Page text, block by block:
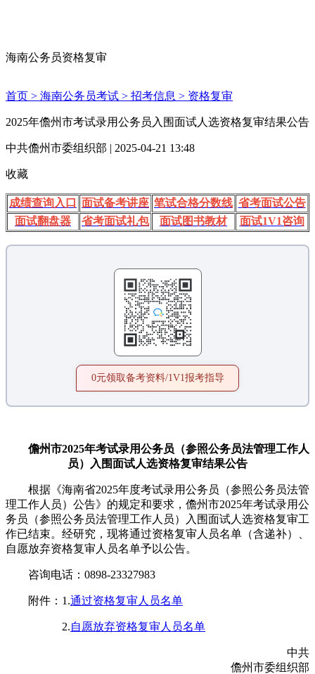
海南公务员资格复审
首页 > 海南公务员考试 > 招考信息 > 资格复审
2025年儋州市考试录用公务员入围面试人选资格复审结果公告
中共儋州市委组织部 | 2025-04-21 13:48
收藏
成绩查询入口 面试备考讲座 笔试合格分数线 省考面试公告
面试翻盘器
省考面试礼包 面试图书教材 面试1V1咨询
0元领取备考资料/1V1报考指导
儋州市2025年考试录用公务员（参照公务员法管理工作人
员）入围面试人选资格复审结果公告
根据《海南省2025年度考试录用公务员（参照公务员法管
理工作人员）公告》的规定和要求，儋州市2025年考试录用公
务员（参照公务员法管理工作人员）入围面试人选资格复审工
作已结束。经研究，现将通过资格复审人员名单（含递补）、
自愿放弃资格复审人员名单予以公告。
咨询电话：0898-23327983
附件：1.通过资格复审人员名单
2.自愿放弃资格复审人员名单
中共
儋州市委组织部